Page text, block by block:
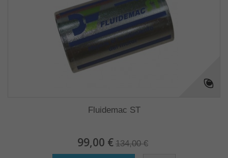
Fluidemac ST
99,00 € 134,00 €